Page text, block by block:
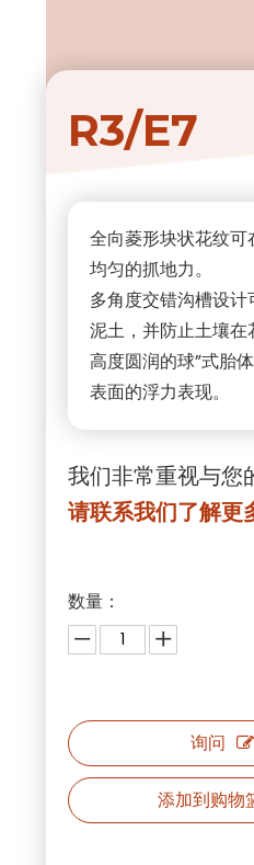
R3/E7
全向菱形块状花纹
均匀的抓地力。
多角度交错沟槽设
泥土，并防止土壤在
高度圆润的球”式胎
表面的浮力表现。
我们非常重视与您
请联系我们了解更
数量：
询问
添加到购物